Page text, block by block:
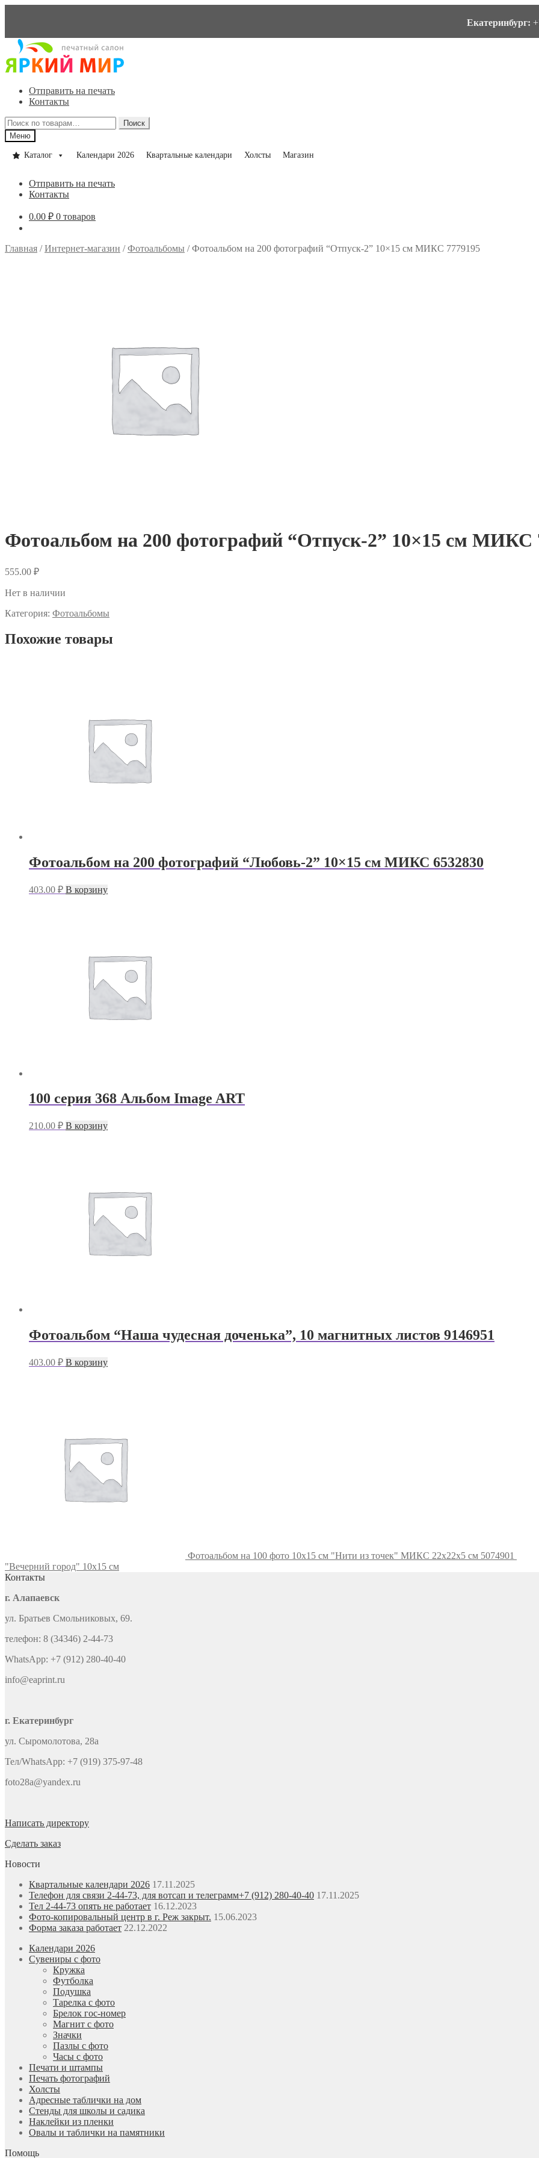
Екатеринбург:
Перейти
навигации
Перейти
содержимому
Отправить на печать
Контакты
Искать:
Поиск
Меню
Каталог Календари 2026 Квартальные календари Холсты Магазин
Отправить на печать
Контакты
0.00 ₽ 0 товаров
Главная /Интернет-магазин /Фотоальбомы /Фотоальбом на 200 фотографий “Отпуск-2” 10×15 см МИКС 7779195
Фотоальбом на 200 фотографий “Отпуск-2” 10×15 см МИКС
555.00 ₽
Нет в наличии
Категория: Фотоальбомы
Похожие товары
Фотоальбом на 200 фотографий “Любовь-2” 10×15 см МИКС 6532830
403.00 ₽ В корзину
100 серия 368 Альбом Image ART
210.00 ₽ В корзину
Фотоальбом “Наша чудесная доченька”, 10 магнитных листов 9146951
403.00 ₽ В корзину
Фотоальбом на 100 фото 10х15 см "Нити из точек" МИКС 22х22х5 см 5074901
"Вечерний город" 10х15 см
Контакты
г. Алапаевск
ул. Братьев Смольниковых, 69.
телефон: 8 (34346) 2-44-73
WhatsApp: +7 (912) 280-40-40
info@eaprint.ru
г. Екатеринбург
ул. Сыромолотова, 28а
Тел/WhatsApp: +7 (919) 375-97-48
foto28a@yandex.ru
Написать директору
Сделать заказ
Новости
Квартальные календари 2026 17.11.2025
Телефон для связи 2-44-73, для вотсап и телеграмм+7 (912) 280-40-40 17.11.2025
Тел 2-44-73 опять не работает 16.12.2023
Фото-копировальный центр в г. Реж закрыт. 15.06.2023
Форма заказа работает 22.12.2022
Календари 2026
Сувениры с фото
Кружка
Футболка
Подушка
Тарелка с фото
Брелок гос-номер
Магнит с фото
Значки
Пазлы с фото
Часы с фото
Печати и штампы
Печать фотографий
Холсты
Адресные таблички на дом
Стенды для школы и садика
Наклейки из пленки
Овалы и таблички на памятники
Помощь